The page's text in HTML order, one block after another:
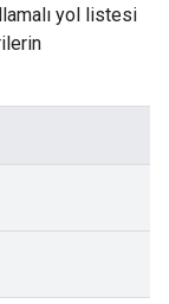
yol listesi